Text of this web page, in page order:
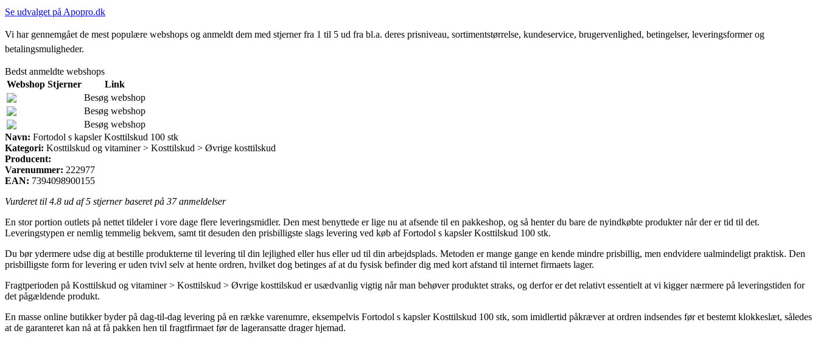
Se udvalget på Apopro.dk
Vi har gennemgået de mest populære webshops og anmeldt dem med stjerner fra 1 til 5 ud fra bl.a. deres prisniveau, sortimentstørrelse, kundeservice, brugervenlighed, betingelser, leveringsformer og
betalingsmuligheder.
Bedst anmeldte webshops
Webshop Stjerner
Link
Besøg webshop
Besøg webshop
Besøg webshop
Navn: Fortodol s kapsler Kosttilskud 100 stk
Kategori: Kosttilskud og vitaminer > Kosttilskud > Øvrige kosttilskud
Producent:
Varenummer: 222977
EAN: 7394098900155
Vurderet til 4.8 ud af 5 stjerner baseret på 37anmeldelser
En stor portion outlets på nettet tildeler i vore dage flere leveringsmidler. Den mest benyttede er lige nu at afsende til en pakkeshop, og så henter du bare de nyindkøbte produkter når der er tid til det.
Leveringstypen er nemlig temmelig bekvem, samt tit desuden den prisbilligste slags levering ved køb af Fortodol s kapsler Kosttilskud 100 stk.
Du bør ydermere udse dig at bestille produkterne til levering til din lejlighed eller hus eller ud til din arbejdsplads. Metoden er mange gange en kende mindre prisbillig, men endvidere ualmindeligt praktisk. Den
prisbilligste form for levering er uden tvivl selv at hente ordren, hvilket dog betinges af at du fysisk befinder dig med kort afstand til internet firmaets lager.
Fragtperioden på Kosttilskud og vitaminer > Kosttilskud > Øvrige kosttilskud er usædvanlig vigtig når man behøver produktet straks, og derfor er det relativt essentielt at vi kigger nærmere på leveringstiden for
det pågældende produkt.
En masse online butikker byder på dag-til-dag levering på en række varenumre, eksempelvis Fortodol s kapsler Kosttilskud 100 stk, som imidlertid påkræver at ordren indsendes før et bestemt klokkeslæt, således
at de garanteret kan nå at få pakken hen til fragtfirmaet før de lageransatte drager hjemad.